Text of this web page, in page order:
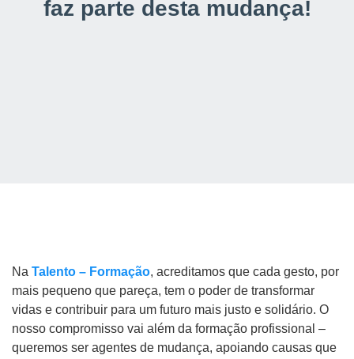
faz parte desta mudança!
Na Talento – Formação, acreditamos que cada gesto, por
mais pequeno que pareça, tem o poder de transformar
vidas e contribuir para um futuro mais justo e solidário. O
nosso compromisso vai além da formação profissional –
queremos ser agentes de mudança, apoiando causas que